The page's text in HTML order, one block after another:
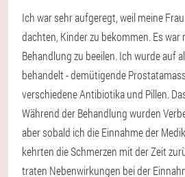
Ich war sehr aufgeregt, weil meine
dachten, Kinder zu bekommen. Es
Behandlung zu beeilen. Ich wurde auf
behandelt - demütigende
verschiedene Antibiotika und Pillen.
Während der Behandlung wurden
aber sobald ich die Einnahme der
kehrten die Schmerzen mit der Zeit
traten Nebenwirkungen bei der